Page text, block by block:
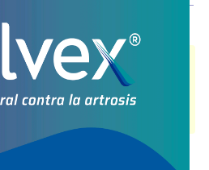
contiene amoxicilinay se indica como
Richet
y cuenta con 2 presentaciones